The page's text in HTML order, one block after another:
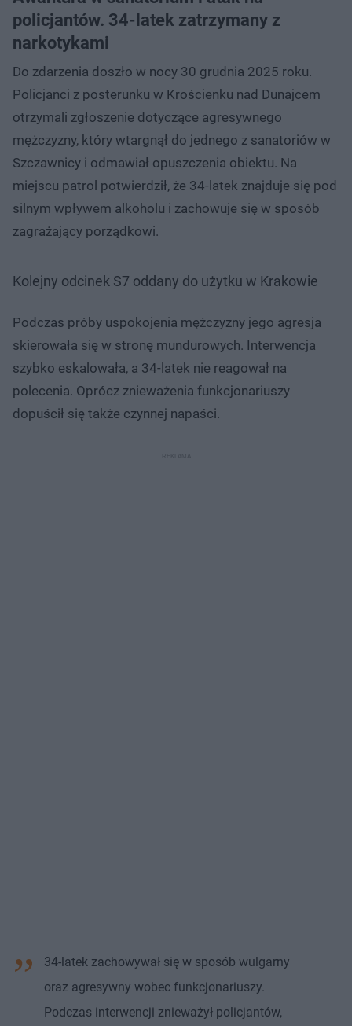
policjantów. 34-latek zatrzymany z
narkotykami
Do zdarzenia doszło w nocy 30 grudnia 2025 roku.
Policjanci z posterunku w Krościenku nad Dunajcem
otrzymali zgłoszenie dotyczące agresywnego
mężczyzny, który wtargnął do jednego z sanatoriów w
Szczawnicy i odmawiał opuszczenia obiektu. Na
miejscu patrol potwierdził, że 34-latek znajduje się pod
silnym wpływem alkoholu i zachowuje się w sposób
zagrażający porządkowi.
Kolejny odcinek S7 oddany do użytku w Krakowie
Podczas próby uspokojenia mężczyzny jego agresja
skierowała się w stronę mundurowych. Interwencja
szybko eskalowała, a 34-latek nie reagował na
polecenia. Oprócz znieważenia funkcjonariuszy
dopuścił się także czynnej napaści.
34-latek zachowywał się w sposób wulgarny
oraz agresywny wobec funkcjonariuszy.
Podczas interwencji znieważył policjantów,